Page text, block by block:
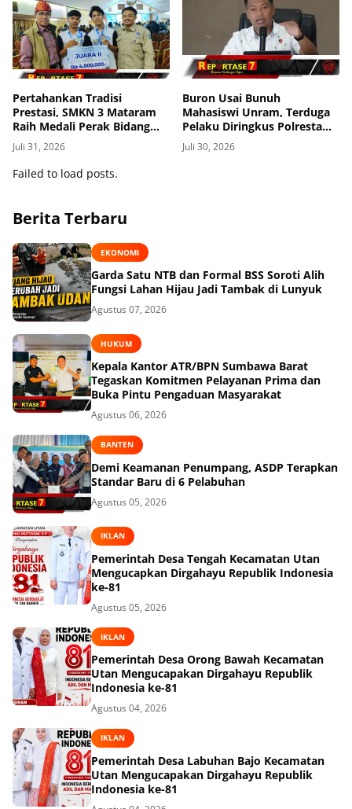
Pertahankan Tradisi
Prestasi, SMKN 3 Mataram
Raih Medali Perak Bidang
Robotics di LKS Tingkat
Provinsi 2026
Juli 31, 2026
Buron Usai Bunuh
Mahasiswi Unram, Terduga
Pelaku Diringkus Polresta
Mataram di Gomong
Juli 30, 2026
Failed to load posts.
Berita Terbaru
EKONOMI
Garda Satu NTB dan Formal BSS Soroti Alih
Fungsi Lahan Hijau Jadi Tambak di Lunyuk
Agustus 07, 2026
HUKUM
Kepala Kantor ATR/BPN Sumbawa Barat
Tegaskan Komitmen Pelayanan Prima dan
Buka Pintu Pengaduan Masyarakat
Agustus 06, 2026
BANTEN
Demi Keamanan Penumpang, ASDP Terapkan
Standar Baru di 6 Pelabuhan
Agustus 05, 2026
IKLAN
Pemerintah Desa Tengah Kecamatan Utan
Mengucapkan Dirgahayu Republik Indonesia
ke-81
Agustus 05, 2026
IKLAN
Pemerintah Desa Orong Bawah Kecamatan
Utan Mengucapakan Dirgahayu Republik
Indonesia ke-81
Agustus 04, 2026
IKLAN
Pemerintah Desa Labuhan Bajo Kecamatan
Utan Mengucapakan Dirgahayu Republik
Indonesia ke-81